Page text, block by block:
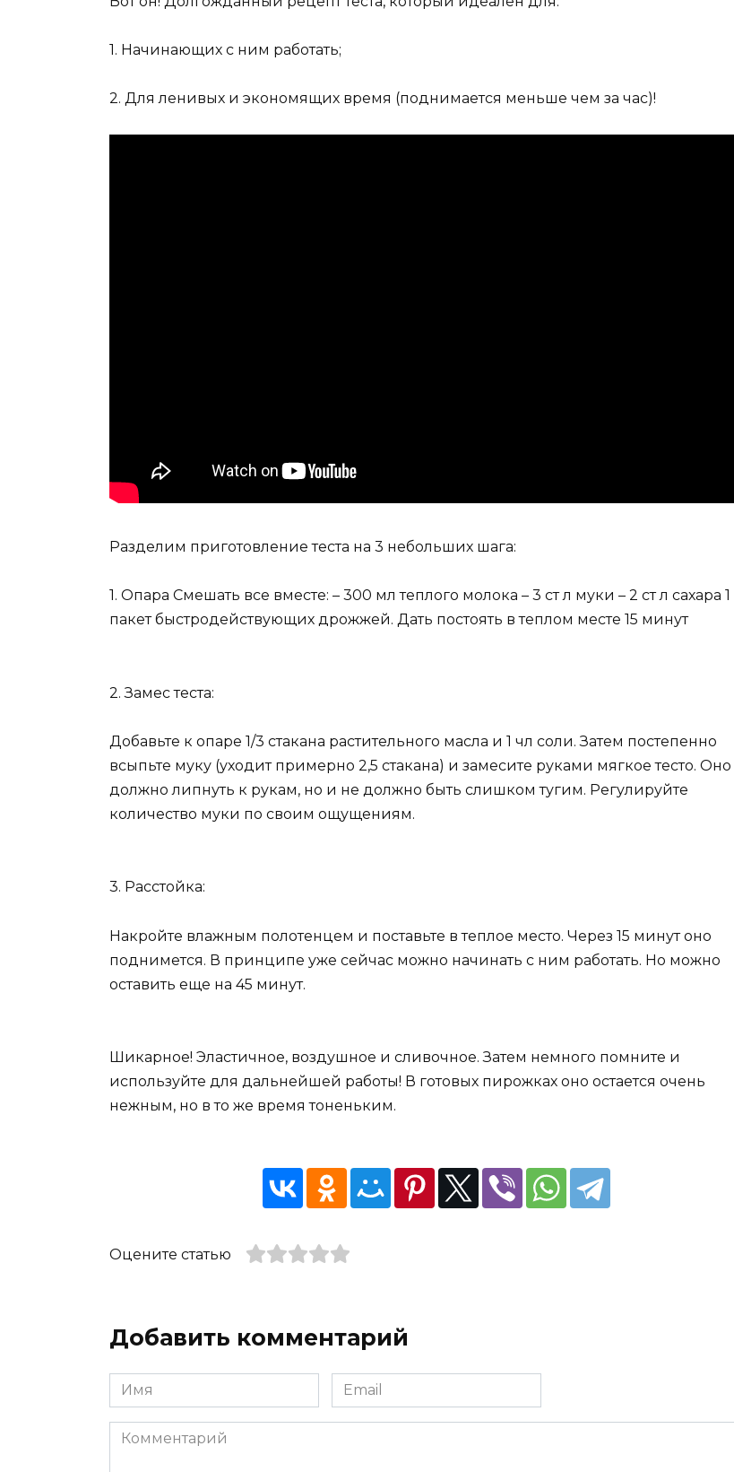
1. Начинающих с ним работать;
2. Для ленивых и экономящих время (поднимается меньше чем за час)!
Разделим приготовление теста на 3 небольших шага:
1. Опара Смешать все вместе: – 300 мл теплого молока – 3 ст л муки – 2 ст л сахара 1
пакет быстродействующих дрожжей. Дать постоять в теплом месте 15 минут
2. Замес теста:
Добавьте к опаре 1/3 стакана растительного масла и 1 чл соли. Затем постепенно
всыпьте муку (уходит примерно 2,5 стакана) и замесите руками мягкое тесто. Оно
должно липнуть к рукам, но и не должно быть слишком тугим. Регулируйте
количество муки по своим ощущениям.
3. Расстойка:
Накройте влажным полотенцем и поставьте в теплое место. Через 15 минут оно
поднимется. В принципе уже сейчас можно начинать с ним работать. Но можно
оставить еще на 45 минут.
Шикарное! Эластичное, воздушное и сливочное. Затем немного помните и
используйте для дальнейшей работы! В готовых пирожках оно остается очень
нежным, но в то же время тоненьким.
Оцените статью
Добавить комментарий
Имя
*
Email
*
Комментарий